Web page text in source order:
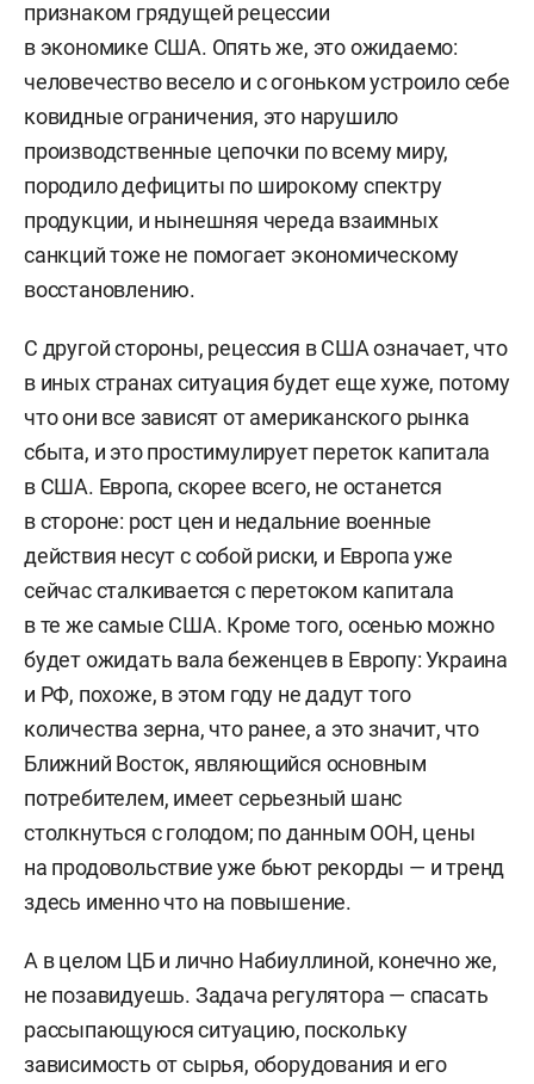
признаком грядущей рецессии
в экономике США. Опять же, это ожидаемо:
человечество весело и с огоньком устроило себе
ковидные ограничения, это нарушило
производственные цепочки по всему миру,
породило дефициты по широкому спектру
продукции, и нынешняя череда взаимных
санкций тоже не помогает экономическому
восстановлению.
С другой стороны, рецессия в США означает, что
в иных странах ситуация будет еще хуже, потому
что они все зависят от американского рынка
сбыта, и это простимулирует переток капитала
в США. Европа, скорее всего, не останется
в стороне: рост цен и недальние военные
действия несут с собой риски, и Европа уже
сейчас сталкивается с перетоком капитала
в те же самые США. Кроме того, осенью можно
будет ожидать вала беженцев в Европу: Украина
и РФ, похоже, в этом году не дадут того
количества зерна, что ранее, а это значит, что
Ближний Восток, являющийся основным
потребителем, имеет серьезный шанс
столкнуться с голодом; по данным ООН, цены
на продовольствие уже бьют рекорды — и тренд
здесь именно что на повышение.
А в целом ЦБ и лично Набиуллиной, конечно же,
не позавидуешь. Задача регулятора — спасать
рассыпающуюся ситуацию, поскольку
зависимость от сырья, оборудования и его